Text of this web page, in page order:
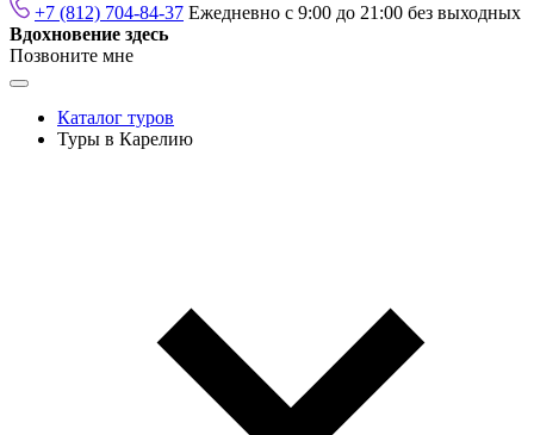
+7 (812) 704-84-37 Ежедневно с 9:00 до 21:00 без выходных
Вдохновение здесь
Позвоните мне
Каталог туров
Туры в Карелию